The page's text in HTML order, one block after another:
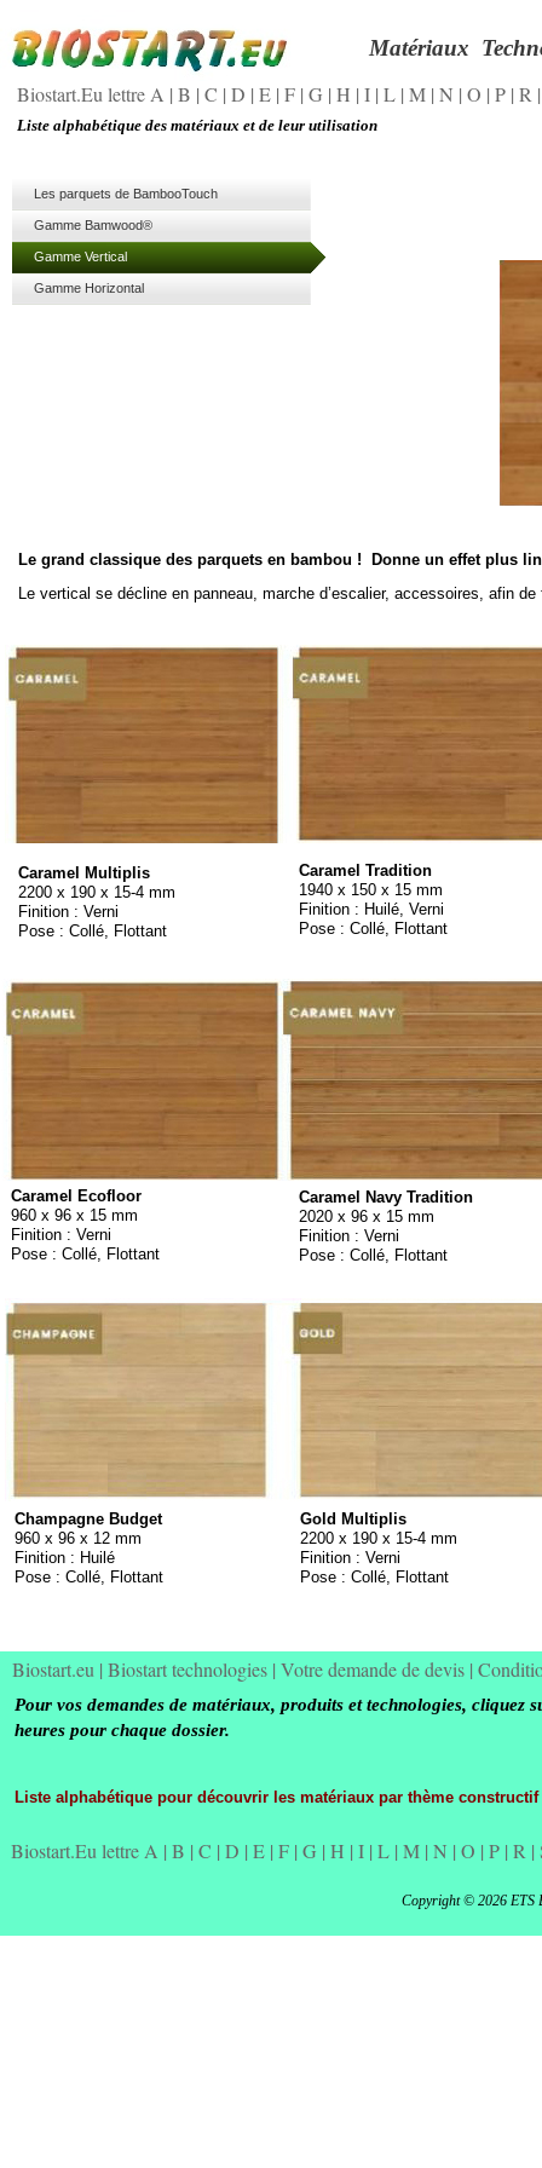
Les parquets de BambooTouch
Gamme Bamwood®
Gamme Vertical
Gamme Horizontal
Liste alphabétique des matériaux et de leur utilisation
Biostart.Eu lettre A | B | C | D | E | F | G | H | I | L | M | N | O | P | R
Le grand classique des parquets en bambou ! Donne un effet plus
Le vertical se décline en panneau, marche d’escalier, accessoires, afin
Matériaux
Pour vos demandes de matériaux, produits et technologies, cliquez
heures pour chaque dossier.
Biostart.eu | Biostart technologies | Votre demande de devis |
Liste alphabétique pour découvrir les matériaux par thème constructif
Biostart.Eu lettre A | B | C | D | E | F | G | H | I | L | M | N | O | P | R |
Caramel Multiplis
2200 x 190 x 15-4 mm
Finition : Verni
Pose : Collé, Flottant
Caramel Tradition
1940 x 150 x 15 mm
Finition : Huilé, Verni
Pose : Collé, Flottant
Dimensions :1850 x 142 x 14
mm
Finition :Verni
Pose :Collé, Flottant
Champagne Budget
960 x 96 x 12 mm
Finition : Huilé
Pose : Collé, Flottant
Caramel Ecofloor
960 x 96 x 15 mm
Finition : Verni
Pose : Collé, Flottant
Caramel Navy Tradition
2020 x 96 x 15 mm
Finition : Verni
Pose : Collé, Flottant
Gold Multiplis
2200 x 190 x 15-4 mm
Finition : Verni
Pose : Collé, Flottant
Copyright © 2026 ETS